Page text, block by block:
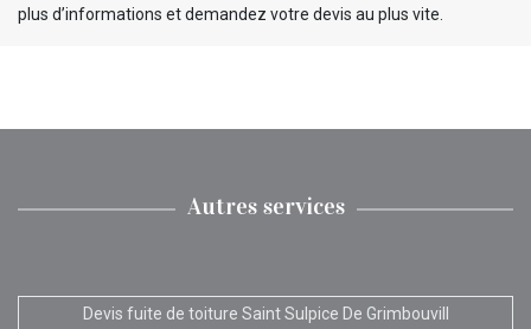
plus d’informations et demandez votre devis au plus vite.
Autres services
Devis fuite de toiture Saint Sulpice De Grimbouvill